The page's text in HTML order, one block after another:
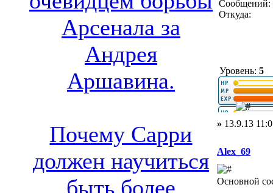
Арсенала за
Андрея
Аршавина.
Почему Сарри
должен научиться
быть более
Сообщений:
Откуда:
Уровень: 5
» 13.9.13
Alex_69
Основной